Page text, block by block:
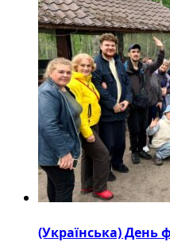
(Українська) День